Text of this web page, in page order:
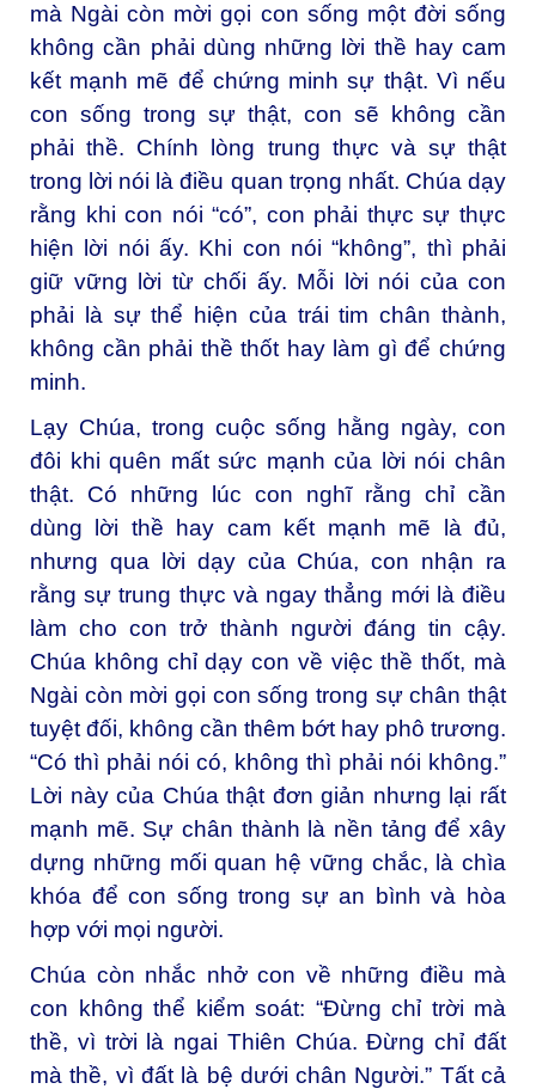
mà Ngài còn mời gọi con sống một đời sống
không cần phải dùng những lời thề hay cam
kết mạnh mẽ để chứng minh sự thật. Vì nếu
con sống trong sự thật, con sẽ không cần
phải thề. Chính lòng trung thực và sự thật
trong lời nói là điều quan trọng nhất. Chúa dạy
rằng khi con nói “có”, con phải thực sự thực
hiện lời nói ấy. Khi con nói “không”, thì phải
giữ vững lời từ chối ấy. Mỗi lời nói của con
phải là sự thể hiện của trái tim chân thành,
không cần phải thề thốt hay làm gì để chứng
minh.
Lạy Chúa, trong cuộc sống hằng ngày, con
đôi khi quên mất sức mạnh của lời nói chân
thật. Có những lúc con nghĩ rằng chỉ cần
dùng lời thề hay cam kết mạnh mẽ là đủ,
nhưng qua lời dạy của Chúa, con nhận ra
rằng sự trung thực và ngay thẳng mới là điều
làm cho con trở thành người đáng tin cậy.
Chúa không chỉ dạy con về việc thề thốt, mà
Ngài còn mời gọi con sống trong sự chân thật
tuyệt đối, không cần thêm bớt hay phô trương.
“Có thì phải nói có, không thì phải nói không.”
Lời này của Chúa thật đơn giản nhưng lại rất
mạnh mẽ. Sự chân thành là nền tảng để xây
dựng những mối quan hệ vững chắc, là chìa
khóa để con sống trong sự an bình và hòa
hợp với mọi người.
Chúa còn nhắc nhở con về những điều mà
con không thể kiểm soát: “Đừng chỉ trời mà
thề, vì trời là ngai Thiên Chúa. Đừng chỉ đất
mà thề, vì đất là bệ dưới chân Người.” Tất cả